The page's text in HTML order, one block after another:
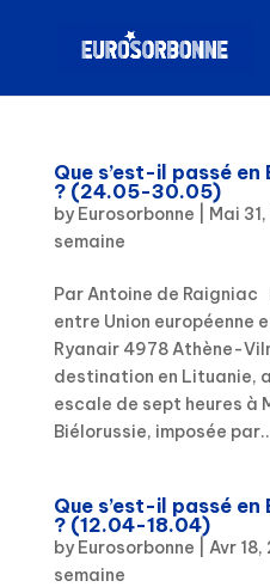
Que s’est-il passé
? (24.05-30.05)
by Eurosorbonne Mai
semaine
Par Antoine de
entre Union européenne
Ryanair 4978 Athène-
destination en Lituanie,
escale de sept heures à
Biélorussie, imposée
Que s’est-il passé
? (12.04-18.04)
by Eurosorbonne Avr 18,
semaine